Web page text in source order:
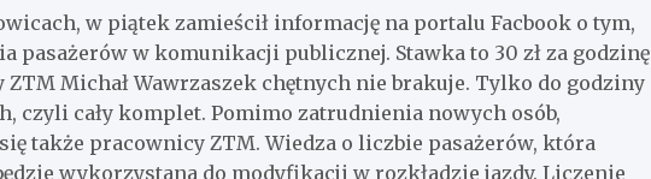
w piątek zamieścił informację na portalu Facbook o tym,
pasażerów w komunikacji publicznej. Stawka to 30 zł za godzinę
Michał Wawrzaszek chętnych nie brakuje. Tylko do godziny
czyli cały komplet. Pomimo zatrudnienia nowych osób,
także pracownicy ZTM. Wiedza o liczbie pasażerów, która
wykorzystana do modyfikacji w rozkładzie jazdy. Liczenie